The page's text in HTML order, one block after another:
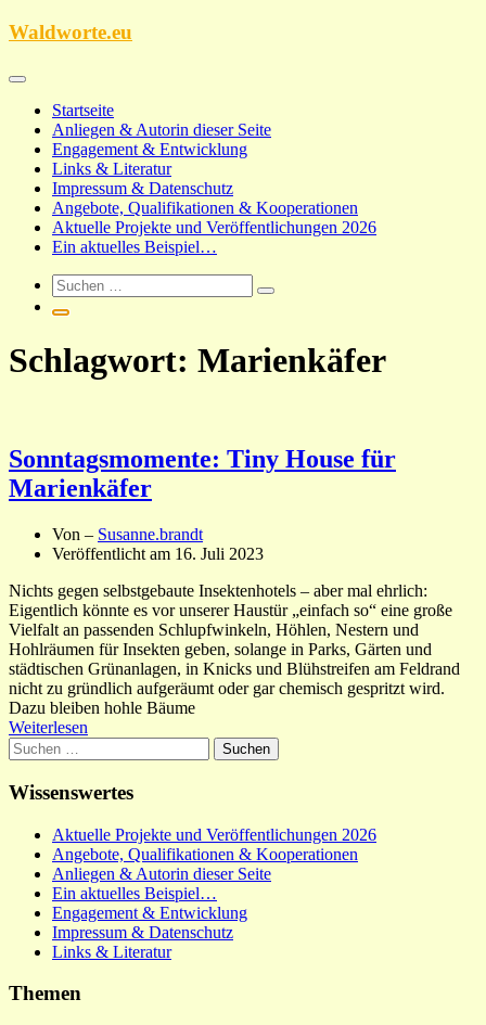
Zum
Waldworte.eu
Startseite
Anliegen & Autorin dieser Seite
Engagement & Entwicklung
Links & Literatur
Impressum & Datenschutz
Angebote, Qualifikationen & Kooperationen
Aktuelle Projekte und Veröffentlichungen 2026
Ein aktuelles Beispiel…
Schlagwort: Marienkäfer
Sonntagsmomente: Tiny House für
Marienkäfer
Von – Susanne.brandt
Veröffentlicht am 16. Juli 2023
Nichts gegen selbstgebaute Insektenhotels – aber mal ehrlich:
Eigentlich könnte es vor unserer Haustür „einfach so“ eine große
Vielfalt an passenden Schlupfwinkeln, Höhlen, Nestern und
Hohlräumen für Insekten geben, solange in Parks, Gärten und
städtischen Grünanlagen, in Knicks und Blühstreifen am Feldrand
nicht zu gründlich aufgeräumt oder gar chemisch gespritzt wird.
Dazu bleiben hohle Bäume
Weiterlesen
Suchen
nach:
Wissenswertes
Aktuelle Projekte und Veröffentlichungen 2026
Angebote, Qualifikationen & Kooperationen
Anliegen & Autorin dieser Seite
Ein aktuelles Beispiel…
Engagement & Entwicklung
Impressum & Datenschutz
Links & Literatur
Themen